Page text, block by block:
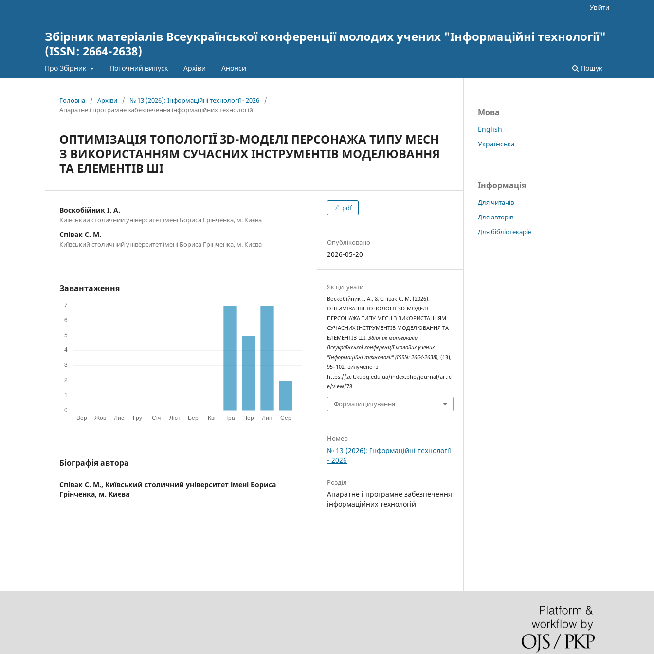
Збірник матеріалів Всеукраїнської конференції молодих учених "Інформаційні технології"
(ISSN: 2664-2638)
Про Збірник Поточний випуск Архіви Анонси Пошук
Увійти
Головна / Архіви / № 13 (2026): Інформаційні технології - 2026
/
Апаратне і програмне забезпечення інформаційних технологій
ОПТИМІЗАЦІЯ ТОПОЛОГІЇ 3D-МОДЕЛІ ПЕРСОНАЖА ТИПУ MECH
З ВИКОРИСТАННЯМ СУЧАСНИХ ІНСТРУМЕНТІВ МОДЕЛЮВАННЯ
ТА ЕЛЕМЕНТІВ ШІ
Воскобійник І. А.
Київський столичний університет імені Бориса Грінченка, м. Києва
Співак С. М.
Київський столичний університет імені Бориса Грінченка, м. Києва
Завантаження
Біографія автора
Співак С. М., Київський столичний університет імені Бориса
Грінченка, м. Києва
pdf
Опубліковано
2026-05-20
Як цитувати
Воскобійник І. А., & Співак С. М. (2026).
ОПТИМІЗАЦІЯ ТОПОЛОГІЇ 3D-МОДЕЛІ
ПЕРСОНАЖА ТИПУ MECH З ВИКОРИСТАННЯМ
СУЧАСНИХ ІНСТРУМЕНТІВ МОДЕЛЮВАННЯ ТА
ЕЛЕМЕНТІВ ШІ.Збірник матеріалів
Всеукраїнської конференції молодих учених
"Інформаційні технології" (ISSN: 2664-2638), (13),
95–102. вилучено із
https://zcit.kubg.edu.ua/index.php/journal/articl
e/view/78
Формати цитування
Номер
№ 13 (2026): Інформаційні технології
- 2026
Розділ
Апаратне і програмне забезпечення
інформаційних технологій
Мова
English
Українська
Інформація
Для читачів
Для авторів
Для бібліотекарів